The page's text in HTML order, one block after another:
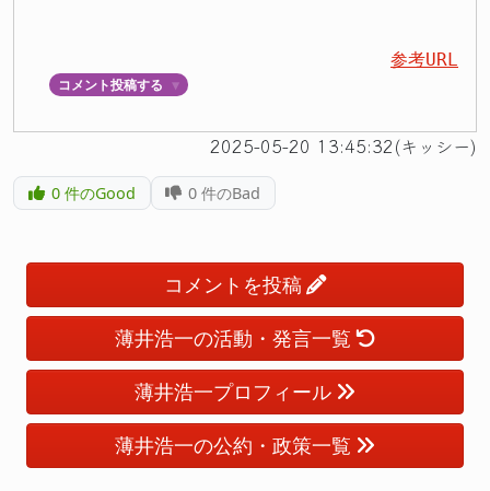
参考URL
コメント投稿する ▼
2025-05-20 13:45:32(キッシー)
0件のGood 0 件のBad
コメントを投稿
薄井浩一の活動・発言一覧
薄井浩一プロフィール
薄井浩一の公約・政策一覧